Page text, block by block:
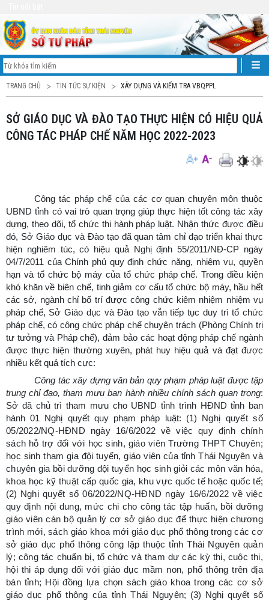
TRANG CHỦ TIN TỨC SỰ KIỆN XÂY DỰNG VÀ KIỂM TRA VBQPPL
SỞ GIÁO DỤC VÀ ĐÀO TẠO THỰC HIỆN CÓ HIỆU QUẢ
CÔNG TÁC PHÁP CHẾ NĂM HỌC 2022-2023
Công tác pháp chế của các cơ quan chuyên môn thuộc
UBND tỉnh có vai trò quan trọng giúp thực hiện tốt công tác xây
dựng, theo dõi, tổ chức thi hành pháp luật. Nhận thức được điều
đó, Sở Giáo dục và Đào tạo đã quan tâm chỉ đạo triển khai thực
hiện nghiêm túc, có hiệu quả Nghị định 55/2011/NĐ-CP ngày
04/7/2011 của Chính phủ quy định chức năng, nhiệm vụ, quyền
hạn và tổ chức bộ máy của tổ chức pháp chế. Trong điều kiện
khó khăn về biên chế, tinh giảm cơ cấu tổ chức bộ máy, hầu hết
các sở, ngành chỉ bố trí được công chức kiêm nhiệm nhiệm vụ
pháp chế, Sở Giáo dục và Đào tạo vẫn tiếp tục duy trì tổ chức
pháp chế, có công chức pháp chế chuyên trách (Phòng Chính trị
tư tưởng và Pháp chế), đảm bảo các hoạt động pháp chế ngành
được thực hiện thường xuyên, phát huy hiệu quả và đạt được
nhiều kết quả tích cực:
Công tác xây dựng văn bản quy phạm pháp luật được tập
trung chỉ đạo, tham mưu ban hành nhiều chính sách quan trọng:
Sở đã chủ trì tham mưu cho UBND tỉnh trình HĐND tỉnh ban
hành 01 Nghị quyết quy phạm pháp luật: (1) Nghị quyết số
05/2022/NQ-HĐND ngày 16/6/2022 về việc quy định chính
sách hỗ trợ đối với học sinh, giáo viên Trường THPT Chuyên;
học sinh tham gia đội tuyển, giáo viên của tỉnh Thái Nguyên và
chuyên gia bồi dưỡng đội tuyển học sinh giỏi các môn văn hóa,
khoa học kỹ thuật cấp quốc gia, khu vực quốc tế hoặc quốc tế;
(2) Nghị quyết số 06/2022/NQ-HĐND ngày 16/6/2022 về việc
quy định nội dung, mức chi cho công tác tập huấn, bồi dưỡng
giáo viên cán bộ quản lý cơ sở giáo dục để thực hiện chương
trình mới, sách giáo khoa mới giáo dục phổ thông trong các cơ
sở giáo dục phổ thông công lập thuộc tỉnh Thái Nguyên quản
lý; công tác chuẩn bị, tổ chức và tham dự các kỳ thi, cuộc thi,
hội thi áp dụng đối với giáo dục mầm non, phổ thông trên địa
bàn tỉnh; Hội đồng lựa chọn sách giáo khoa trong các cơ sở
giáo dục phổ thông của tỉnh Thái Nguyên; (3)
Nghị quyết số